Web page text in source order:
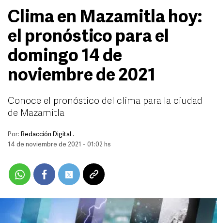
Clima en Mazamitla hoy:
el pronóstico para el
domingo 14 de
noviembre de 2021
Conoce el pronóstico del clima para la ciudad
de Mazamitla
Por: Redacción Digital .
14 de noviembre de 2021 - 01:02 hs